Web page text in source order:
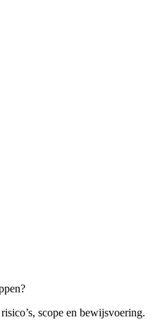
scope en bewijsvoering.